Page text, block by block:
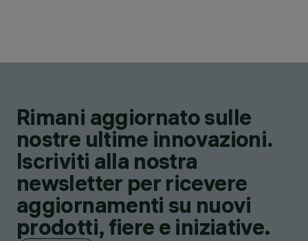
Rimani aggiornato sulle
nostre ultime innovazioni.
Iscriviti alla nostra
newsletter per ricevere
aggiornamenti su nuovi
prodotti, fiere e iniziative.